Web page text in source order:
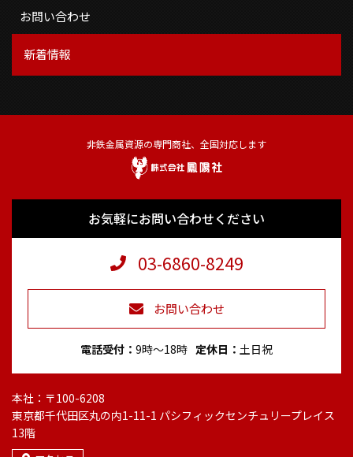
お問い合わせ
新着情報
非鉄金属資源の専門商社、全国対応します
お気軽にお問い合わせください
03-6860-8249
お問い合わせ
電話受付 9時～18時 定休日 土日祝
本社：〒100-6208
東京都千代田区丸の内1-11-1 パシフィックセンチュリープレイス
13階